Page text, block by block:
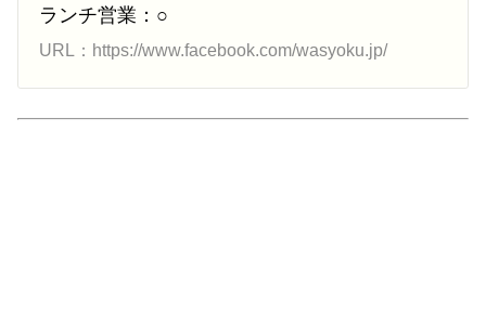
ランチ営業：○
URL：https://www.facebook.com/wasyoku.jp/